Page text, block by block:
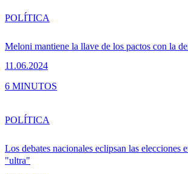
Meloni mantiene la llave de los pactos con la
11.06.2024
POLÍTICA
6 MINUTOS
Los debates nacionales eclipsan las elecciones
"ultra"
POLÍTICA